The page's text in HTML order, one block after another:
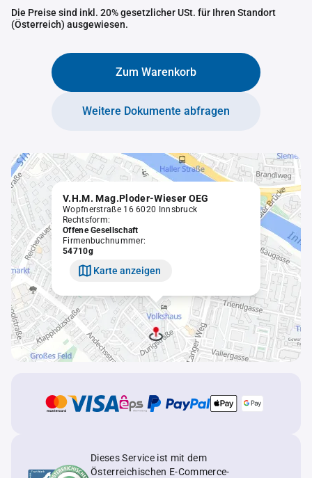
Die Preise sind inkl. 20% gesetzlicher USt. für Ihren Standort
(Österreich) ausgewiesen.
Zum Warenkorb
Weitere Dokumente abfragen
V.H.M. Mag.Ploder-Wieser OEG
Wopfnerstraße 16 6020 Innsbruck
Rechtsform:
Offene Gesellschaft
Firmenbuchnummer:
54710g
Karte anzeigen
Dieses Service ist mit dem
Österreichischen E-Commerce-